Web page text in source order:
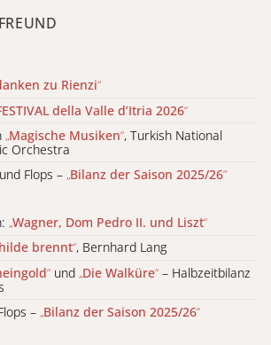
zu Rienzi“
della Valle d’Itria 2026“
„Magische Musiken“, Turkish National
Orchestra
Flops – „Bilanz der Saison 2025/26“
„Wagner, Dom Pedro II. und Liszt“
brennt“, Bernhard Lang
“ und „Die Walküre“ – Halbzeitbilanz
– „Bilanz der Saison 2025/26“